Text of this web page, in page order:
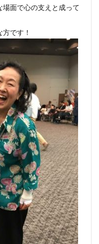
面で心の支えと成って
です！